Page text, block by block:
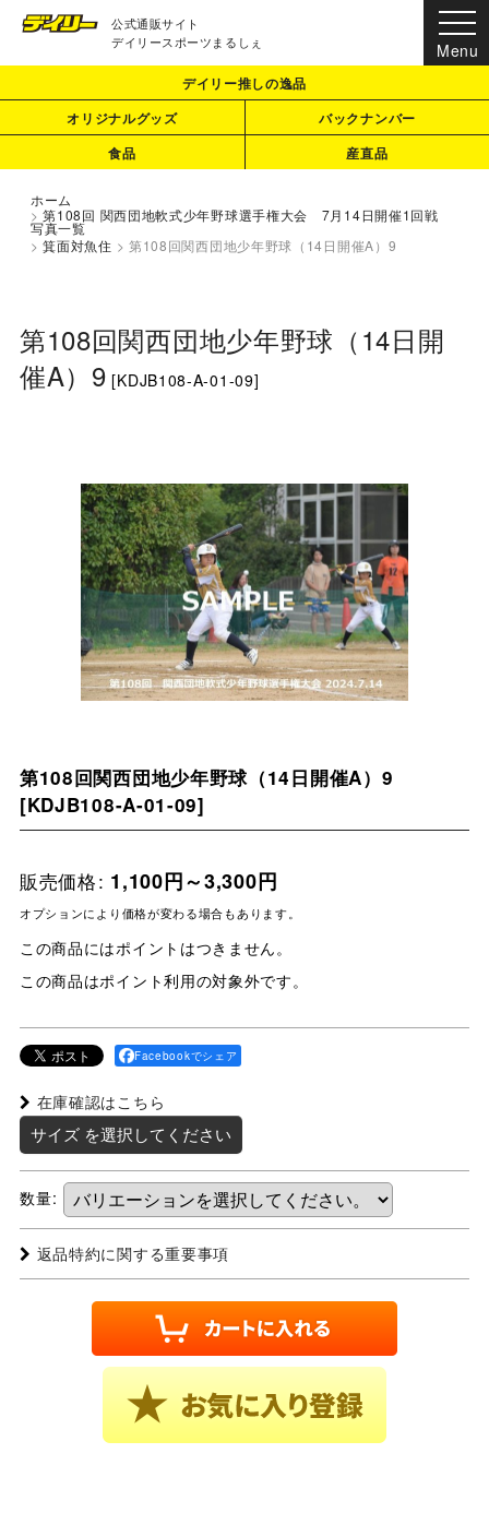
公式通販サイト
デイリースポーツまるしぇ
デイリー推しの逸品
オリジナルグッズ
バックナンバー
食品
産直品
ホーム
> 第108回 関西団地軟式少年野球選手権大会 7月14日開催1回戦
写真一覧
> 箕面対魚住 > 第108回関西団地少年野球（14日開催A）9
第108回関西団地少年野球（14日開
催A）9 [KDJB108-A-01-09]
第108回関西団地少年野球（14日開催A）9
[KDJB108-A-01-09]
販売価格: 1,100円～3,300円
オプションにより価格が変わる場合もあります。
この商品にはポイントはつきません。
この商品はポイント利用の対象外です。
Facebookでシェア
在庫確認はこちら
サイズ を選択してください
数量:
返品特約に関する重要事項